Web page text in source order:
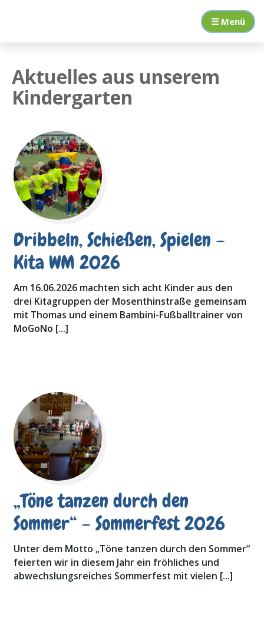
☰ Menü
Aktuelles aus unserem
Kindergarten
Dribbeln, Schießen, Spielen –
Kita WM 2026
Am 16.06.2026 machten sich acht Kinder aus den
drei Kitagruppen der Mosenthinstraße gemeinsam
mit Thomas und einem Bambini-Fußballtrainer von
MoGoNo […]
„Töne tanzen durch den
Sommer“ – Sommerfest 2026
Unter dem Motto „Töne tanzen durch den Sommer“
feierten wir in diesem Jahr ein fröhliches und
abwechslungsreiches Sommerfest mit vielen […]